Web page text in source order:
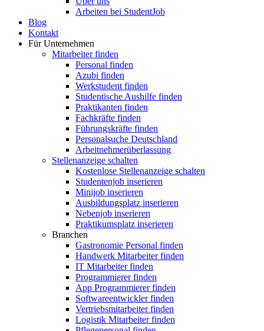
Arbeiten bei StudentJob
Blog
Kontakt
Für Unternehmen
Mitarbeiter finden
Personal finden
Azubi finden
Werkstudent finden
Studentische Aushilfe finden
Praktikanten finden
Fachkräfte finden
Führungskräfte finden
Personalsuche Deutschland
Arbeitnehmerüberlassung
Stellenanzeige schalten
Kostenlose Stellenanzeige schalten
Studentenjob inserieren
Minijob inserieren
Ausbildungsplatz inserieren
Nebenjob inserieren
Praktikumsplatz inserieren
Branchen
Gastronomie Personal finden
Handwerk Mitarbeiter finden
IT Mitarbeiter finden
Programmierer finden
App Programmierer finden
Softwareentwickler finden
Vertriebsmitarbeiter finden
Logistik Mitarbeiter finden